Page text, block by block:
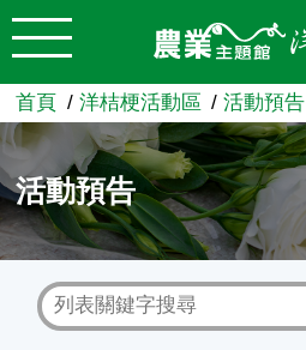
跳到主要內容
農業知識入口網
首頁 洋桔梗活動區 活動預告
活動預告